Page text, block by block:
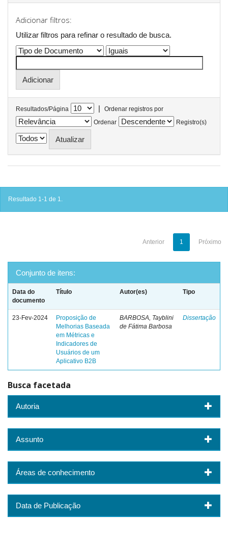
Adicionar filtros:
Utilizar filtros para refinar o resultado de busca.
Resultados/Página |
Ordenar registros por
Ordenar
Registro(s)
Resultado 1-1 de 1.
Anterior 1 Próximo
Conjunto de itens:
Data do
documento
Título Autor(es) Tipo
23-Fev-2024
Proposição de
Melhorias Baseada
em Métricas e
Indicadores de
Usuários de um
Aplicativo B2B
BARBOSA, Tayblini
de Fátima Barbosa
Dissertação
Busca facetada
Autoria
Assunto
Áreas de conhecimento
Data de Publicação